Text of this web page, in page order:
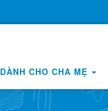
DÀNH CHO CHA MẸ